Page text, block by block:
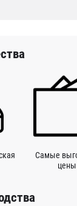
Самые
цены